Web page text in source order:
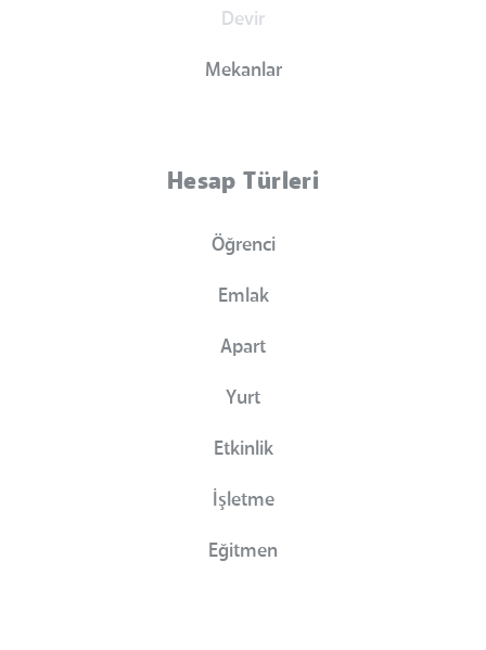
Devir
Mekanlar
Hesap Türleri
Öğrenci
Emlak
Apart
Yurt
Etkinlik
İşletme
Eğitmen